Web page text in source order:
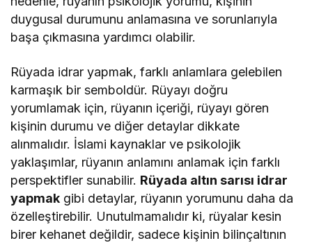
duygusal durumunu anlamasına ve sorunlarıyla
başa çıkmasına yardımcı olabilir.
Rüyada idrar yapmak, farklı anlamlara gelebilen
karmaşık bir semboldür. Rüyayı doğru
yorumlamak için, rüyanın içeriği, rüyayı gören
kişinin durumu ve diğer detaylar dikkate
alınmalıdır. İslami kaynaklar ve psikolojik
yaklaşımlar, rüyanın anlamını anlamak için farklı
perspektifler sunabilir. Rüyada altın sarısı idrar
yapmak gibi detaylar, rüyanın yorumunu daha da
özelleştirebilir. Unutulmamalıdır ki, rüyalar kesin
birer kehanet değildir, sadece kişinin bilinçaltının